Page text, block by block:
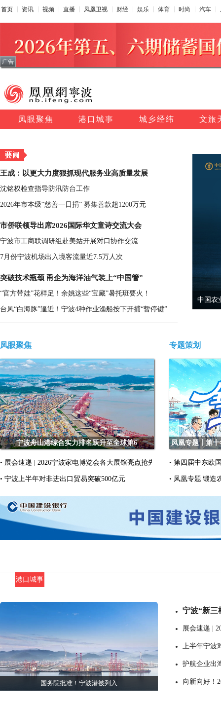
首页 资讯 视频 直播 凤凰卫视 财经 娱乐 体育 时尚 汽车
广告
凤眼聚焦 港口城事 城乡经纬 文旅
王成：以更大力度狠抓现代服务业高质量发展
沈铭权检查指导防汛防台工作
2026年市本级“慈善一日捐” 募集善款超1200万元
市侨联领导出席2026国际华文童诗交流大会
宁波市工商联调研组赴美姑开展对口协作交流
7月份宁波机场出入境客流量近7.5万人次
突破技术瓶颈 甬企为海洋油气装上“中国管”
“官方带娃”花样足！余姚这些“宝藏”暑托班要火！
台风“白海豚”逼近！宁波4种作业渔船按下开捕“暂停键”
中国农
凤眼聚焦
宁波舟山港综合实力排名跃升至全球第6
• 展会速递 | 2026宁波家电博览会各大展馆亮点抢先看
• 宁波上半年对非进出口贸易突破500亿元
专题策划
凤凰专题丨第
• 第四届中东欧
• 凤凰专题|锻造
国务院批准！宁波港被列入
宁波“新三
展会速递 |
上半年宁波
护航企业出
向新向好！
港口城事